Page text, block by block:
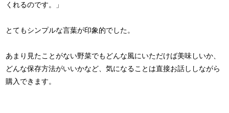
くれるのです。」
とてもシンプルな言葉が印象的でした。
あまり見たことがない野菜でもどんな風にいただけば美味しいか、
どんな保存方法がいいかなど、気になることは直接お話ししながら
購入できます。